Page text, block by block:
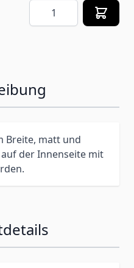
Menge
Breite, matt und
der Innenseite mit